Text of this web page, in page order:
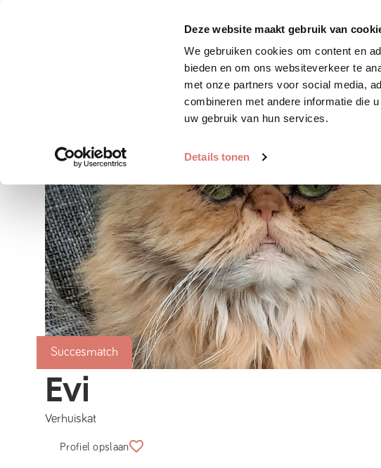
Deze website maakt gebruik van
We gebruiken cookies om content en
bieden en om ons websiteverkeer te
met onze partners voor social media,
combineren met andere informatie die
uw gebruik van hun services.
Details tonen
Zoek huisdier Plaats huisdier
Succesmatch
Evi
Verhuiskat
Profiel opslaan